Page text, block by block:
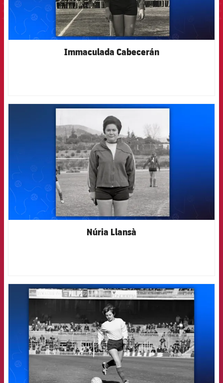
Immaculada Cabecerán
FCB Barcelona badge
Núria Llansà
FCB Barcelona badge